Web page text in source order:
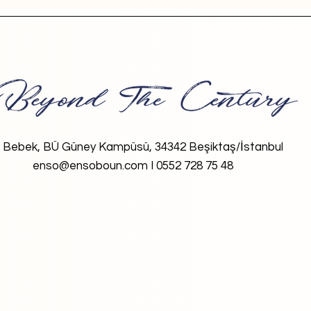
Bebek, BÜ Güney Kampüsü, 34342 Beşiktaş/İstanbul
enso@ensoboun.com I 0552 728 75 48